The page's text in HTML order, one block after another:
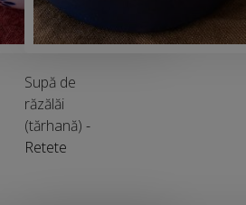
Supă de
răzălăi
(tărhană) -
Retete